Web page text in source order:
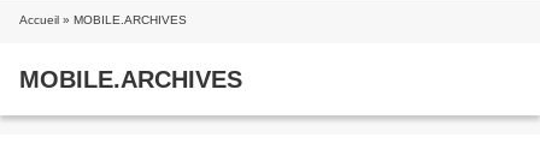
Accueil » MOBILE.ARCHIVES
MOBILE.ARCHIVES